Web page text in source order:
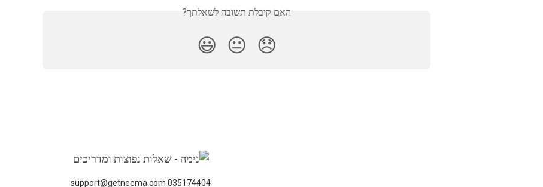
האם קיבלת תשובה לשאלתך?
😞
😐
😃
035174404 support@getneema.com